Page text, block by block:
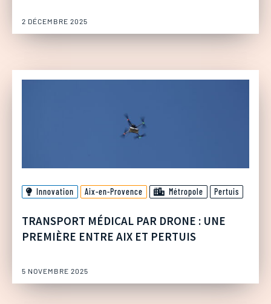
2 DÉCEMBRE 2025
Innovation Aix-en-Provence Métropole Pertuis
TRANSPORT MÉDICAL PAR DRONE : UNE
PREMIÈRE ENTRE AIX ET PERTUIS
5 NOVEMBRE 2025